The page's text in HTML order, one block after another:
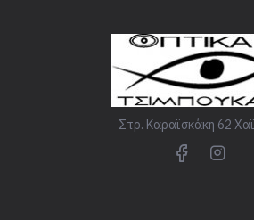
Στρ. Καραϊσκάκη 62